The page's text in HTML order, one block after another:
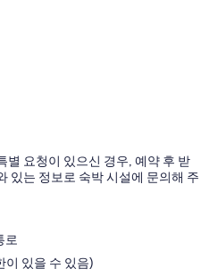
별 요청이 있으신 경우, 예약 후 받
있는 정보로 숙박 시설에 문의해 주
로
이 있을 수 있음)